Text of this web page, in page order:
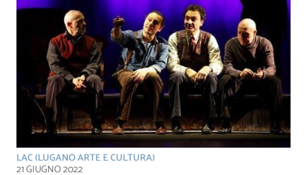
LAC (LUGANO ARTE E CULTURA)
21 GIUGNO 2022